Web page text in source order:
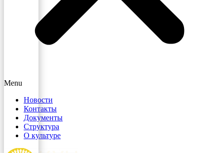
Menu
Новости
Контакты
Документы
Структура
О культуре